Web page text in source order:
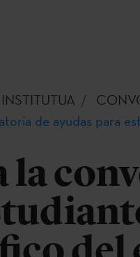
de ayudas para
la